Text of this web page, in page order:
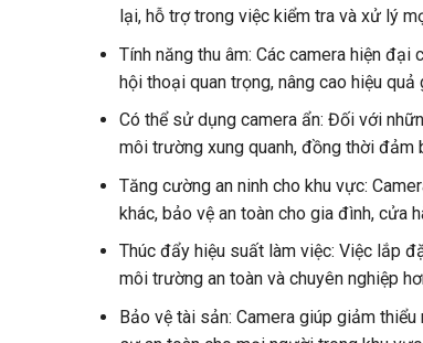
lại, hỗ trợ trong việc kiểm tra và xử lý
Tính năng thu âm: Các camera hiện
hội thoại quan trọng, nâng cao hiệu quả
Có thể sử dụng camera ẩn: Đối với
môi trường xung quanh, đồng thời đảm
Tăng cường an ninh cho khu vực:
khác, bảo vệ an toàn cho gia đình, cửa
Thúc đẩy hiệu suất làm việc: Việc lắp
môi trường an toàn và chuyên nghiệp
Bảo vệ tài sản: Camera giúp giảm